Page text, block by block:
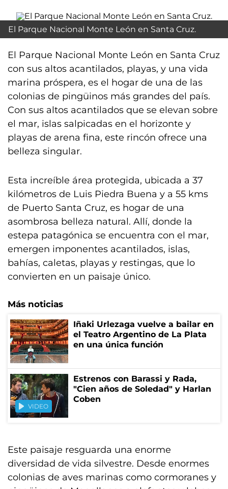
El Parque Nacional Monte León en Santa Cruz.
El Parque Nacional Monte León en Santa Cruz
con sus altos acantilados, playas, y una vida
marina próspera, es el hogar de una de las
colonias de pingüinos más grandes del país.
Con sus altos acantilados que se elevan sobre
el mar, islas salpicadas en el horizonte y
playas de arena fina, este rincón ofrece una
belleza singular.
Esta increíble área protegida, ubicada a 37
kilómetros de Luis Piedra Buena y a 55 kms
de Puerto Santa Cruz, es hogar de una
asombrosa belleza natural. Allí, donde la
estepa patagónica se encuentra con el mar,
emergen imponentes acantilados, islas,
bahías, caletas, playas y restingas, que lo
convierten en un paisaje único.
Más noticias
Iñaki Urlezaga vuelve a bailar en
el Teatro Argentino de La Plata
en una única función
VIDEO
Estrenos con Barassi y Rada,
"Cien años de Soledad" y Harlan
Coben
Este paisaje resguarda una enorme
diversidad de vida silvestre. Desde enormes
colonias de aves marinas como cormoranes y